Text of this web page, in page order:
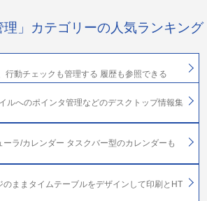
理」カテゴリーの人気ランキング
行動チェックも管理する 履歴も参照できる
ルへのポインタ管理などのデスクトップ情報集
ラ/カレンダー タスクバー型のカレンダーも
のままタイムテーブルをデザインして印刷とHT